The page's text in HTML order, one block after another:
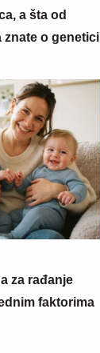
a šta od
znate o genetici
za rađanje
faktorima